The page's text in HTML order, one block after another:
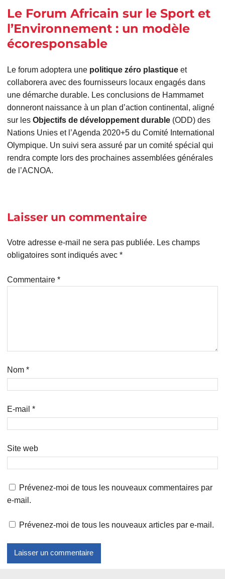
Le Forum Africain sur le Sport et
l’Environnement : un modèle
écoresponsable
Le forum adoptera une politique zéro plastiqueet
collaborera avec des fournisseurs locaux engagés dans
une démarche durable. Les conclusions de Hammamet
donneront naissance à un plan d’action continental, aligné
sur les Objectifs de développement durable (ODD) des
Nations Unies et l’Agenda 2020+5 du Comité International
Olympique. Un suivi sera assuré par un comité spécial qui
rendra compte lors des prochaines assemblées générales
de l’ACNOA.
Laisser un commentaire
Votre adresse e-mail ne sera pas publiée. Les champs
obligatoires sont indiqués avec *
Commentaire *
Nom *
E-mail *
Site web
Prévenez-moi de tous les nouveaux commentaires par
e-mail.
Prévenez-moi de tous les nouveaux articles par e-mail.